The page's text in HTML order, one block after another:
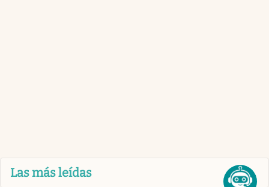
Las más leídas